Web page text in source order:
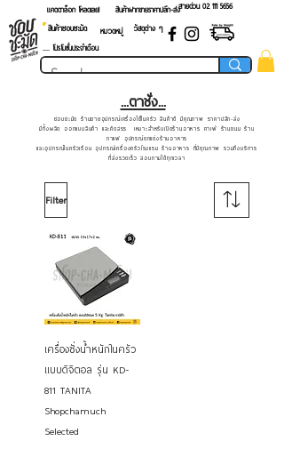
แคตตาล็อก โหลดเลย! สายด่วน 02 ​111 5656
สินค้าฝากขายราคาปลีก-ส่ง
สินค้าชอบชะมัด
หมวดหมู่
วัสดุต่าง ๆ
.... โปรโมชั่นประจำเดือน
...ตาชั่ง...
ชอบชะมัด ร้านขายอุปกรณ์เครื่องใช้ในครัว สินค้าดี มีคุณภาพ ราคาปลีก-ส่ง
มีทั้งผลิต ออกแบบสินค้า และคัดสรร เหมาะสำหรับเปิดร้านอาหาร คาเฟ่ ร้านขนม ร้าน
กาแฟ อุปกรณ์ตกแต่งร้านอาหาร
และอุปกรณ์ในครัวเรือน อุปกรณ์เครื่องครัวโรงแรม ร้านอาหาร ที่มีคุณภาพ รวมถึงบริการ
ที่ส่งรวดเร็ว สอบถามได้ทุกเวลา
Filter
เครื่องชั่งน้ำหนักในครัว
แบบดิจิตอล รุ่น KD-
811 TANITA
Shopchamuch
Selected